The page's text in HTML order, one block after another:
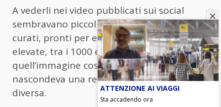
A vederli nei video pubblicati sui social
sembravano piccoli peluche: cuccioli soffici,
curati, pronti per essere acquistati a cifre
elevate, tra i 1000 e i 1200 euro. Ma dietro
quell’immagine costruita ad hoc si
nascondeva una realtà completamente
diversa.
ATTENZIONE AI VIAGGI
Sta accadendo ora